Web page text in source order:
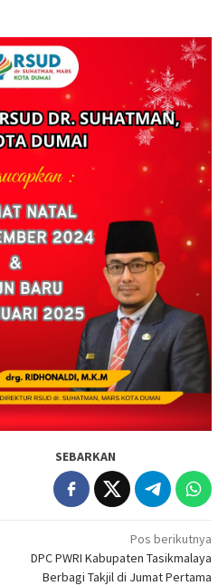
SEBARKAN
Pos berikutnya
DPC PWRI Kabupaten Tasikmalaya
Berbagi Takjil di Jumat Pertama